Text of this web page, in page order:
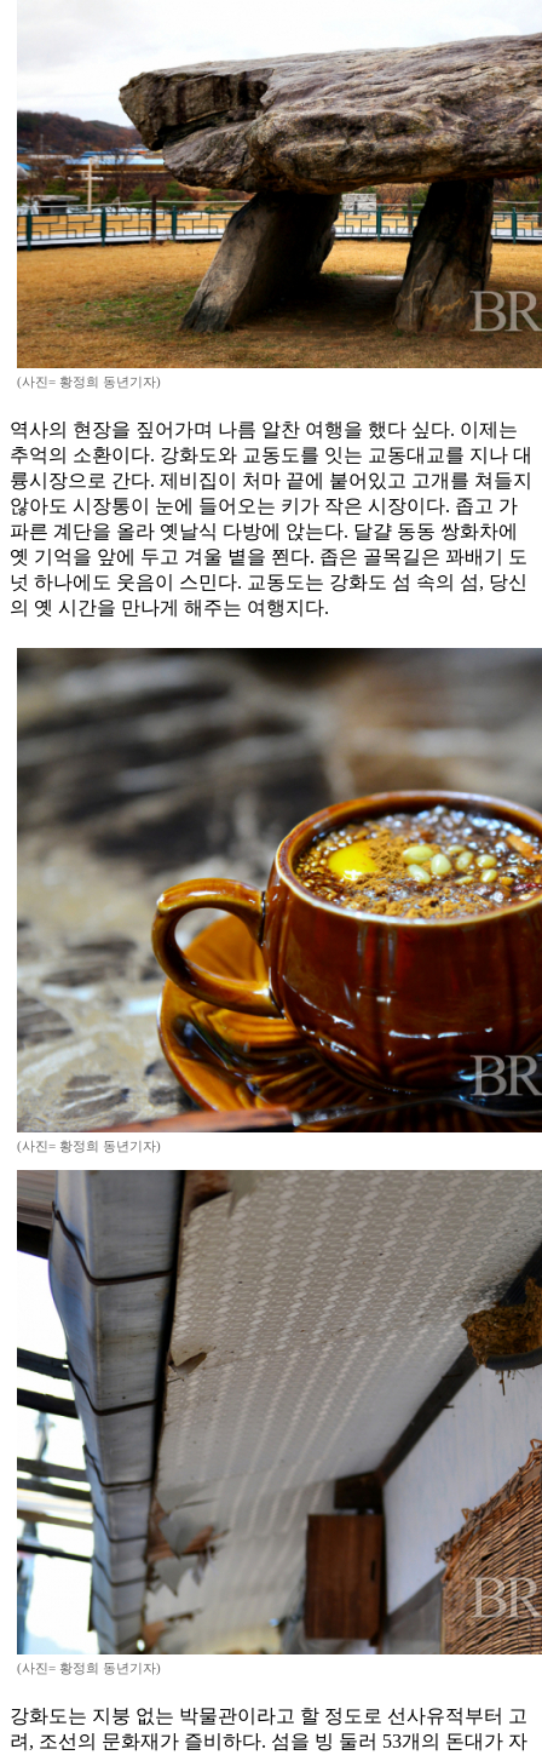
(사진= 황정희 동년기자)
역사의 현장을 짚어가며 나름 알찬 여행을 했다 싶다. 이제는
추억의 소환이다. 강화도와 교동도를 잇는 교동대교를 지나 대
륭시장으로 간다. 제비집이 처마 끝에 붙어있고 고개를 쳐들지
않아도 시장통이 눈에 들어오는 키가 작은 시장이다. 좁고 가
파른 계단을 올라 옛날식 다방에 앉는다. 달걀 동동 쌍화차에
옛 기억을 앞에 두고 겨울 볕을 쬔다. 좁은 골목길은 꽈배기 도
넛 하나에도 웃음이 스민다. 교동도는 강화도 섬 속의 섬, 당신
의 옛 시간을 만나게 해주는 여행지다.
(사진= 황정희 동년기자)
(사진= 황정희 동년기자)
강화도는 지붕 없는 박물관이라고 할 정도로 선사유적부터 고
려, 조선의 문화재가 즐비하다. 섬을 빙 둘러 53개의 돈대가 자